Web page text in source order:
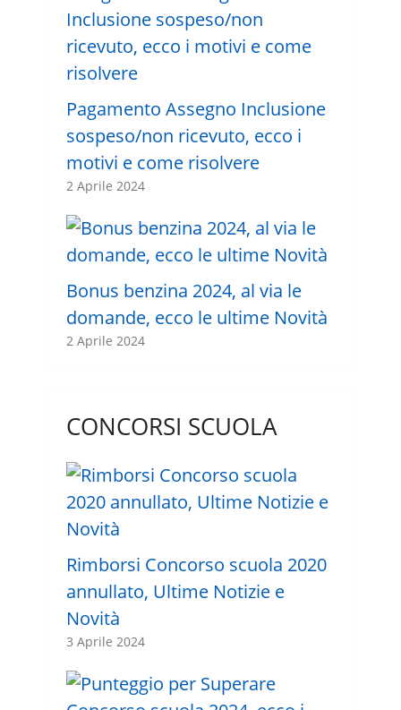
Pagamento Assegno Inclusione
sospeso/non ricevuto, ecco i
motivi e come risolvere
2 Aprile 2024
Bonus benzina 2024, al via le
domande, ecco le ultime Novità
2 Aprile 2024
CONCORSI SCUOLA
Rimborsi Concorso scuola 2020
annullato, Ultime Notizie e
Novità
3 Aprile 2024